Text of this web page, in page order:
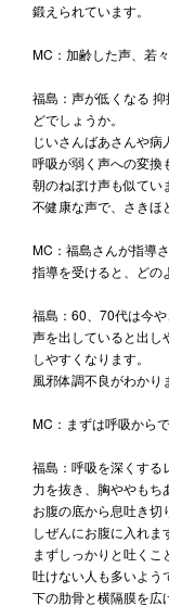
鍛えられています。
MC：加齢した声、若
福島：声が低くなる
どでしょうか。
じいさんばあさんや病
呼吸が弱く声への変換
朝のねぼけ声も似てい
不健康な声で、さきほ
MC：福島さんが指導
指導を受けると、どの
福島：60、70代は今や
声を出していると出し
しやすくなります。
風邪体調不良がわかり
MC：まずは呼吸からで
福島：呼吸を深くする
力を抜き、胸ややもち
お腹の底から息吐き切
しぜんにお腹に入れま
まずしっかりと吐くこ
吐けない人も多いよう
下の肋骨と横隔膜を広